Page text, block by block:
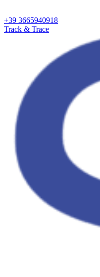
+39 3665940918
Track & Trace